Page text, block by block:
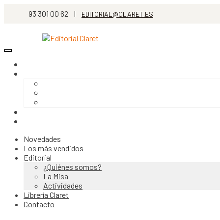
93 301 00 62 | EDITORIAL@CLARET.ES
Novedades
Los más vendidos
Editorial
¿Quiénes somos?
La Misa
Actividades
Librería Claret
Contacto